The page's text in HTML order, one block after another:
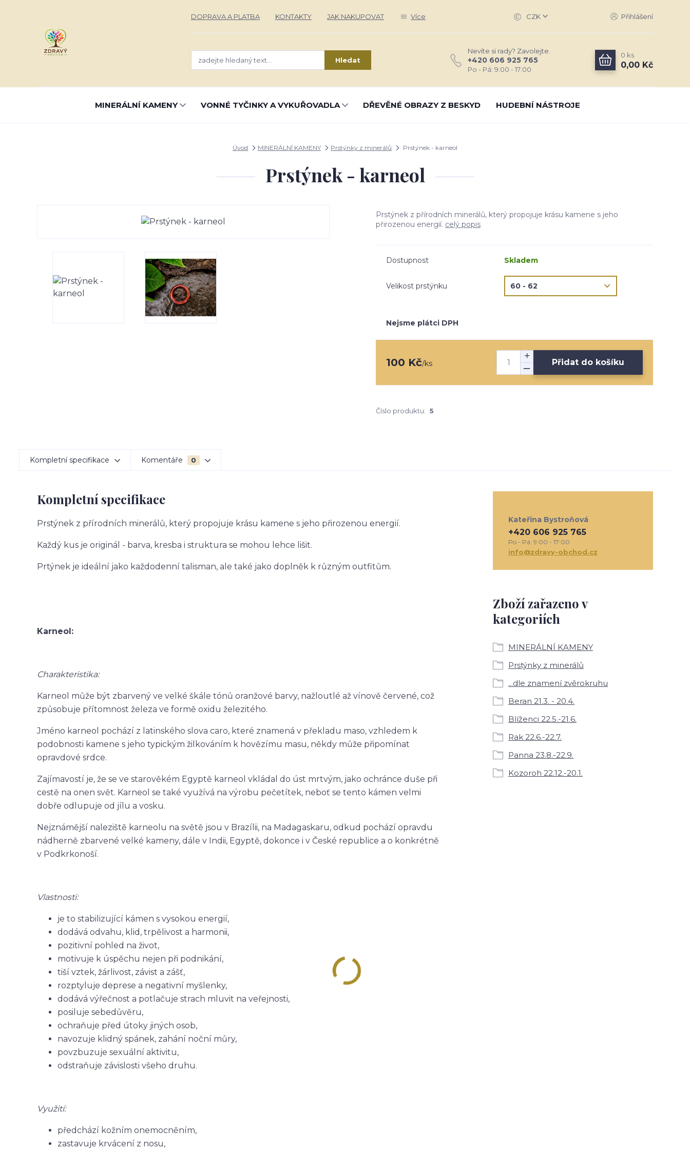
DOPRAVA A PLATBA KONTAKTY JAK NAKUPOVAT Více CZK Přihlášení
Hledat
Nevíte si rady? Zavolejte.
+420 606 925 765
Po - Pá: 9:00 - 17:00
0 ks
0,00 Kč
MINERÁLNÍ KAMENY VONNÉ TYČINKY A VYKUŘOVADLA DŘEVĚNÉ OBRAZY Z BESKYD HUDEBNÍ NÁSTROJE
Úvod MINERÁLNÍ KAMENY Prstýnky z minerálů Prstýnek - karneol
Prstýnek - karneol
Prstýnek z přírodních minerálů, který propojuje krásu kamene s jeho
přirozenou energií. celý popis
Dostupnost Skladem
Velikost prstýnku
Nejsme plátci DPH
100 Kč/ks Přidat do košíku
Číslo produktu: 5
Kompletní specifikace Komentáře 0
Kompletní specifikace
Prstýnek z přírodních minerálů, který propojuje krásu kamene s jeho přirozenou energií.
Každý kus je originál - barva, kresba i struktura se mohou lehce lišit.
Prtýnek je ideální jako každodenní talisman, ale také jako doplněk k různým outfitům.
Karneol:
Charakteristika:
Karneol může být zbarvený ve velké škále tónů oranžové barvy, nažloutlé až vínově červené, což
způsobuje přítomnost železa ve formě oxidu železitého.
Jméno karneol pochází z latinského slova caro, které znamená v překladu maso, vzhledem k
podobnosti kamene s jeho typickým žilkováním k hovězímu masu, někdy může připomínat
opravdové srdce.
Zajímavostí je, že se ve starověkém Egyptě karneol vkládal do úst mrtvým, jako ochránce duše při
cestě na onen svět. Karneol se také využívá na výrobu pečetítek, neboť se tento kámen velmi
dobře odlupuje od jílu a vosku.
Nejznámější naleziště karneolu na světě jsou v Brazílii, na Madagaskaru, odkud pochází opravdu
nádherně zbarvené velké kameny, dále v Indii, Egyptě, dokonce i v České republice a o konkrétně
v Podkrkonoší.
Vlastnosti:
je to stabilizující kámen s vysokou energií,
dodává odvahu, klid, trpělivost a harmonii,
pozitivní pohled na život,
motivuje k úspěchu nejen při podnikání,
tiší vztek, žárlivost, závist a zášť,
rozptyluje deprese a negativní myšlenky,
dodává výřečnost a potlačuje strach mluvit na veřejnosti,
posiluje sebedůvěru,
ochraňuje před útoky jiných osob,
navozuje klidný spánek, zahání noční můry,
povzbuzuje sexuální aktivitu,
odstraňuje závislosti všeho druhu.
Využití:
předchází kožním onemocněním,
zastavuje krvácení z nosu,
Zboží zařazeno v
kategoriích
MINERÁLNÍ KAMENY
Prstýnky z minerálů
...dle znamení zvěrokruhu
Beran 21.3. - 20.4.
Blíženci 22.5.-21.6.
Rak 22.6.-22.7.
Panna 23.8.-22.9.
Kozoroh 22.12.-20.1.
Kateřina Bystroňová
+420 606 925 765
Po - Pá: 9:00 - 17:00
info@zdravy-obchod.cz